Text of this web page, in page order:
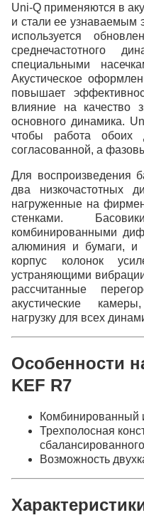
Uni-Q применяются в
и стали ее узнаваемым
используется
среднечастотного
специальными
Акустическое
повышает
влияние на качество
основного динамика.
чтобы работа обоих
согласованной, а
Для воспроизведения
два низкочастотных
нагруженные на
стенками.
комбинированными
алюминия и бумаги, и
корпус колонок
устраняющими
рассчитанные
акустические
нагрузку для всех
Особенности
KEF R7
Комбинированный
Трехполосная
Возможность